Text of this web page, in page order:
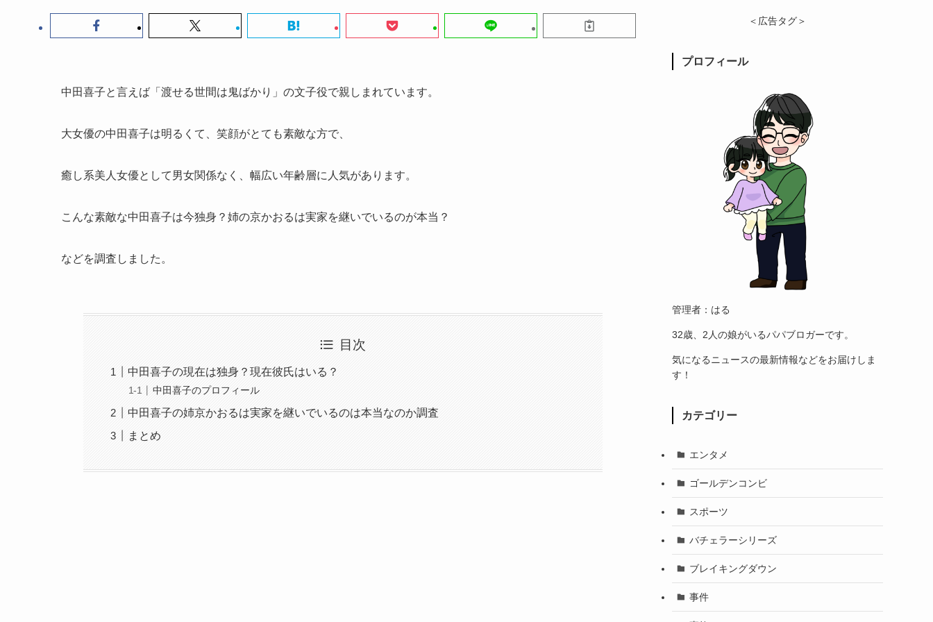
中田喜子と言えば「渡せる世間は鬼ばかり」の文子役で親しまれています。
大女優の中田喜子は明るくて、笑顔がとても素敵な方で、
癒し系美人女優として男女関係なく、幅広い年齢層に人気があります。
こんな素敵な中田喜子は今独身？姉の京かおるは実家を継いでいるのが本当？
などを調査しました。
目次
中田喜子の現在は独身？現在彼氏はいる？
中田喜子のプロフィール
中田喜子の姉京かおるは実家を継いでいるのは本当なのか調査
まとめ
＜広告タグ＞
プロフィール
管理者：はる
32歳、2人の娘がいるパパブロガーです。
気になるニュースの最新情報などをお届けしま
す！
カテゴリー
エンタメ
ゴールデンコンビ
スポーツ
バチェラーシリーズ
ブレイキングダウン
事件